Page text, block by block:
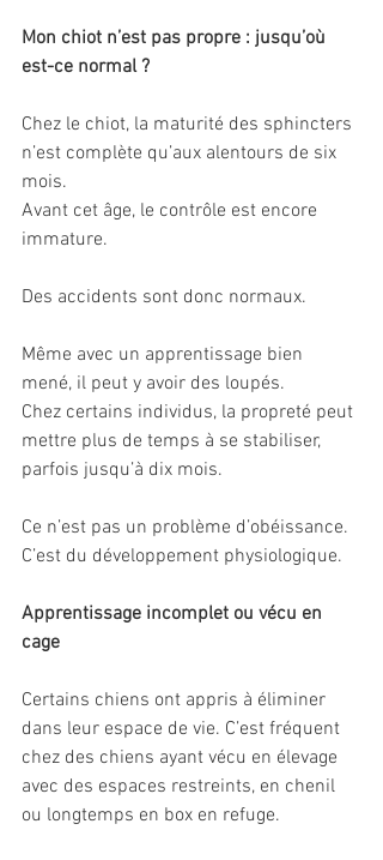
Mon chiot n’est pas propre : jusqu’où
est-ce normal ?
Chez le chiot, la maturité des sphincters
n’est complète qu’aux alentours de six
mois.
Avant cet âge, le contrôle est encore
immature.
Des accidents sont donc normaux.
Même avec un apprentissage bien
mené, il peut y avoir des loupés.
Chez certains individus, la propreté peut
mettre plus de temps à se stabiliser,
parfois jusqu’à dix mois.
Ce n’est pas un problème d’obéissance.
C’est du développement physiologique.
Apprentissage incomplet ou vécu en
cage
Certains chiens ont appris à éliminer
dans leur espace de vie. C’est fréquent
chez des chiens ayant vécu en élevage
avec des espaces restreints, en chenil
ou longtemps en box en refuge.